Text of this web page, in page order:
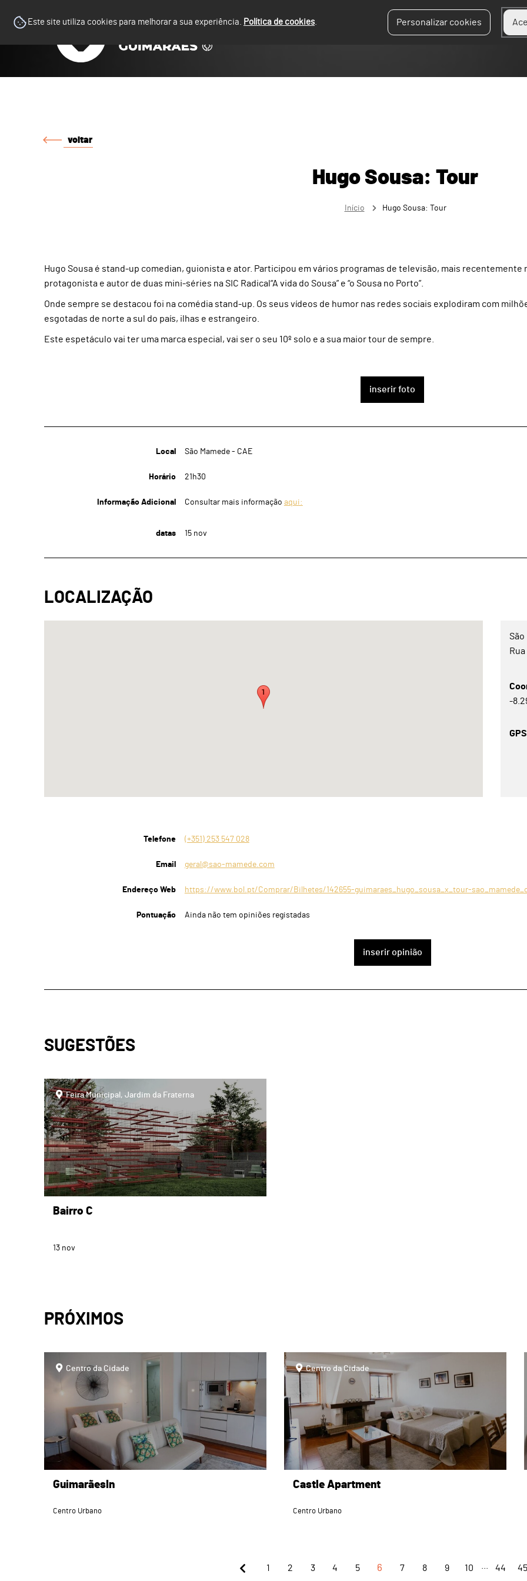
Este site utiliza cookies para melhorar a sua experiência. Política de cookies. Personalizar cookies
voltar
Hugo Sousa: Tour
Início Hugo Sousa: Tour
Hugo Sousa é stand-up comedian, guionista e ator. Participou em vários programas de televisão, mais recentemente
protagonista e autor de duas mini-séries na SIC Radical“A vida do Sousa” e “o Sousa no Porto”.
Onde sempre se destacou foi na comédia stand-up. Os seus vídeos de humor nas redes sociais explodiram com
esgotadas de norte a sul do país, ilhas e estrangeiro.
Este espetáculo vai ter uma marca especial, vai ser o seu 10º solo e a sua maior tour de sempre.
inserir foto
Local São Mamede - CAE
Horário 21h30
Informação Adicional Consultar mais informação aqui:
datas 15 nov
São
-
GPS
Telefone (+351) 253 547 028
Email geral@sao-mamede.com
Endereço Web https://www.bol.pt/Comprar/Bilhetes/142655-guimaraes_hugo_sousa_x_tour-
Pontuação Ainda não tem opiniões registadas
inserir opinião
SUGESTÕES
pageFeira Municipal, Jardim da Fraterna
Bairro C
13 nov
PRÓXIMOS
pageCentro da Cidade
GuimarãesIn
Centro Urbano
pageCentro da Cidade
Castle Apartment
Centro Urbano
1 2 3 4 5 6 7 8 9 10 44 45